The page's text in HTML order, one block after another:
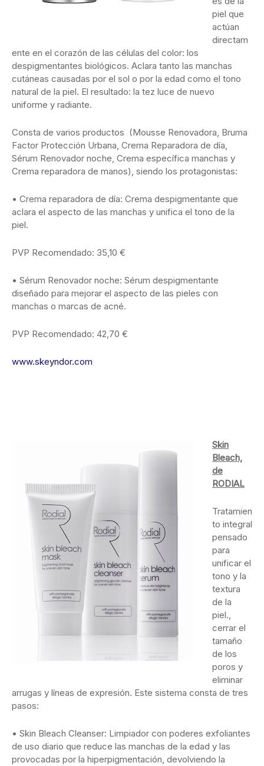
piel que
actúan
directam
ente en el corazón de las células del color: los
despigmentantes biológicos. Aclara tanto las manchas
cutáneas causadas por el sol o por la edad como el tono
natural de la piel. El resultado: la tez luce de nuevo
uniforme y radiante.
Consta de varios productos (Mousse Renovadora, Bruma
Factor Protección Urbana, Crema Reparadora de día,
Sérum Renovador noche, Crema específica manchas y
Crema reparadora de manos), siendo los protagonistas:
• Crema reparadora de día: Crema despigmentante que
aclara el aspecto de las manchas y unifica el tono de la
piel.
PVP Recomendado: 35,10 €
• Sérum Renovador noche: Sérum despigmentante
diseñado para mejorar el aspecto de las pieles con
manchas o marcas de acné.
PVP Recomendado: 42,70 €
www.skeyndor.com
Skin
Bleach,
de
RODIAL
Tratamien
to integral
pensado
para
unificar el
tono y la
textura
de la
piel.,
cerrar el
tamaño
de los
poros y
eliminar
arrugas y líneas de expresión. Este sistema consta de tres
pasos:
• Skin Bleach Cleanser: Limpiador con poderes exfoliantes
de uso diario que reduce las manchas de la edad y las
provocadas por la hiperpigmentación, devolviendo la